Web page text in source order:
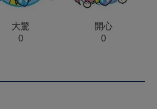
大驚
0
開心
0